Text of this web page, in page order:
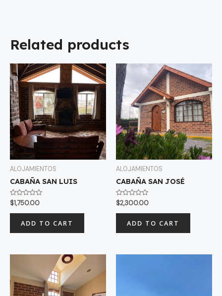
Related products
ALOJAMIENTOS
CABAÑA SAN LUIS
Rated
0
out
$1,750.00
ADD TO CART
ALOJAMIENTOS
CABAÑA SAN JOSÉ
Rated
0
out
$2,300.00
ADD TO CART